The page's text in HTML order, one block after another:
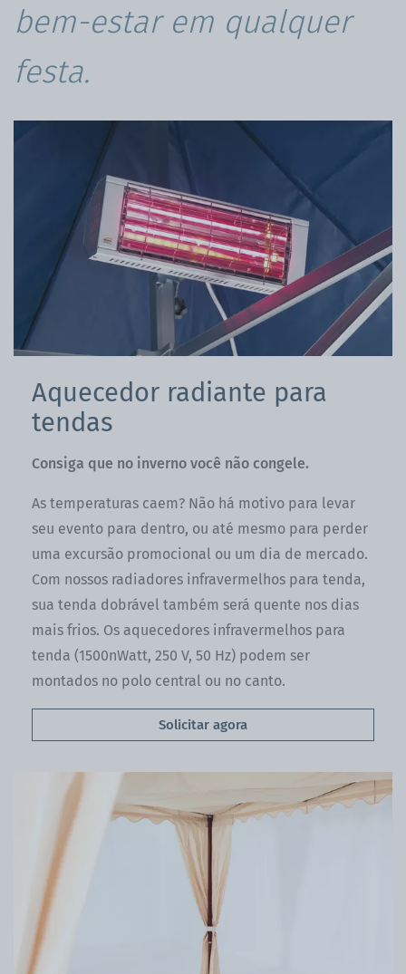
bem-estar em qualquer
festa.
Aquecedor radiante para
tendas
Consiga que no inverno você não congele.
As temperaturas caem? Não há motivo para levar
seu evento para dentro, ou até mesmo para perder
uma excursão promocional ou um dia de mercado.
Com nossos radiadores infravermelhos para tenda,
sua tenda dobrável também será quente nos dias
mais frios. Os aquecedores infravermelhos para
tenda (1500nWatt, 250 V, 50 Hz) podem ser
montados no polo central ou no canto.
Solicitar agora